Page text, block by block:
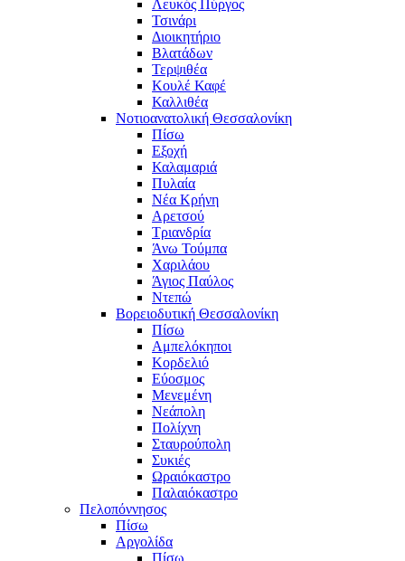
Λευκός Πύργος
Τσινάρι
Διοικητήριο
Βλατάδων
Τερψιθέα
Κουλέ Καφέ
Καλλιθέα
Νοτιοανατολική Θεσσαλονίκη
Πίσω
Εξοχή
Καλαμαριά
Πυλαία
Νέα Κρήνη
Αρετσού
Τριανδρία
Άνω Τούμπα
Χαριλάου
Άγιος Παύλος
Ντεπώ
Βορειοδυτική Θεσσαλονίκη
Πίσω
Αμπελόκηποι
Κορδελιό
Εύοσμος
Μενεμένη
Νεάπολη
Πολίχνη
Σταυρούπολη
Συκιές
Ωραιόκαστρο
Παλαιόκαστρο
Πελοπόννησος
Πίσω
Αργολίδα
Πίσω